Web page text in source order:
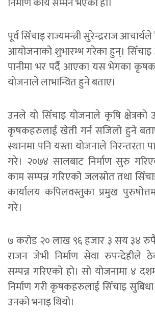
पूर्व सिँचाइ राज्यमन्त्री सुरेन्द्रराज
आयोजनाको शुभारम्भ गरेका हुन्।
पानीमा भर पर्दै आएका यस भेगका
योजनाले लाभान्वित हुने बताए।
उनले यो सिँचाइ योजनाले कृषि क्षेत्रको
कृषकहरुलाई खेती गर्न सजिलो हुने
स्थानमा पनि यस्ता योजनाले निरन्तरता
गरे। २०७४ सालबाट निर्माण सुरु
काम सम्पन्न गरिएको जलस्रोत तथा
कार्यालय कपिलवस्तुका प्रमुख
गरे।
७ करोड २० लाख ९६ हजार ३ सय ३४
राजन जेभी निर्माण सेवा रुपन्देहीले
सम्पन्न गरिएको हो। सो योजनामा ४
निर्माण गरी कृषकहरुलाई सिँचाइ
उनको भनाइ थियो।